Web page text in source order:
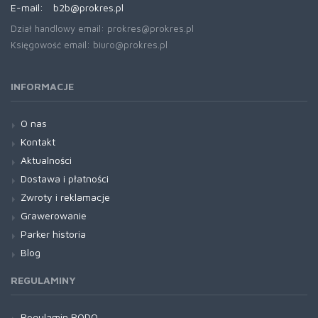
E-mail:
b2b@prokres.pl
Dział handlowy email: prokres@prokres.pl
Księgowość email: biuro@prokres.pl
INFORMACJE
O nas
Kontakt
Aktualności
Dostawa i płatności
Zwroty i reklamacje
Grawerowanie
Parker historia
Blog
REGULAMINY